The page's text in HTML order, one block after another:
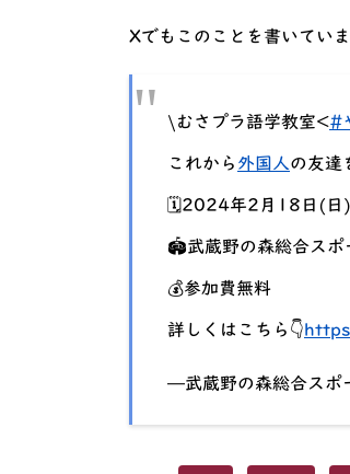
Xでもこのことを書いていま
\むさプラ語学教室<#
これから 外国人 の友達
🗓️2024年2月18日(日)
🏟️武蔵野の森総合スポ
💰参加費無料
詳しくはこちら👇
—武蔵野の森総合スポ